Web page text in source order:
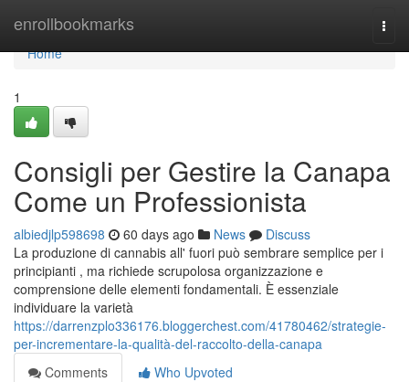
enrollbookmarks
Home
Home
1
Consigli per Gestire la Canapa
Come un Professionista
albiedjlp598698 60 days ago News
Discuss
La produzione di cannabis all' fuori può sembrare semplice per i
principianti , ma richiede scrupolosa organizzazione e
comprensione delle elementi fondamentali. È essenziale
individuare la varietà
https://darrenzplo336176.bloggerchest.com/41780462/strategie-
per-incrementare-la-qualità-del-raccolto-della-canapa
Comments
Who Upvoted